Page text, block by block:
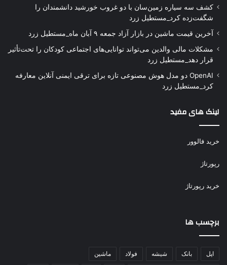
کشف سه سیاره زمین‌سان با دو غروب خورشید دانشمندان را
شگفت‌زده کرد_مستطیل زرد
آخرین قیمت ماشین در بازار آزاد جمعه ۹ آبان ماه_مستطیل زرد
مشکلات مالی والدین می‌تواند توانایی‌های اجتماعی کودکان را تحت‌تأثیر
قرار دهد_مستطیل زرد
OpenAI دو مدل هوش مصنوعی تازه برای ترقی ایمنی آنلاین معارفه
کرد_مستطیل زرد
لینک های مفید
خرید فالوور
رپورتاژ
خرید رپورتاژ
برچسب ها
اپل بانک شیشه فولاد ماشین